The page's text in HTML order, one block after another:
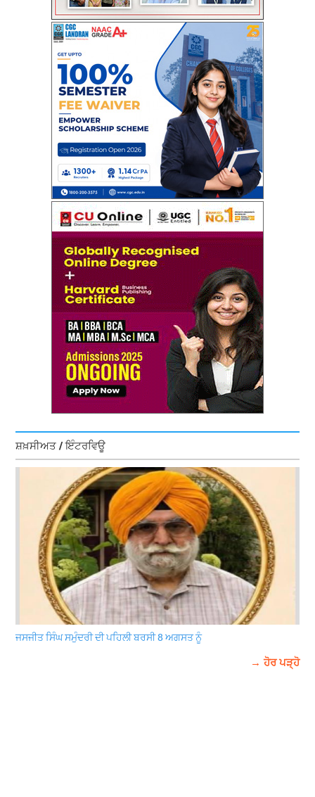
ਸ਼ਖ਼ਸੀਅਤ / ਇੰਟਰਵਿਊ
ਜਸਜੀਤ ਸਿੰਘ ਸਮੁੰਦਰੀ ਦੀ ਪਹਿਲੀ ਬਰਸੀ 8 ਅਗਸਤ ਨੂੰ
→ ਹੋਰ ਪੜ੍ਹੋ